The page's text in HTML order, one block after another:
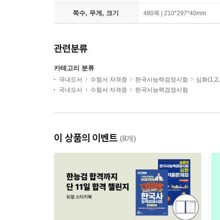
쪽수, 무게, 크기 480쪽 | 210*297*40mm
관련분류
카테고리 분류
국내도서 수험서 자격증 한국사능력검정시험
심화
국내도서
수험서 자격증 한국사능력검정시험
이 상품의 이벤트 (8개)